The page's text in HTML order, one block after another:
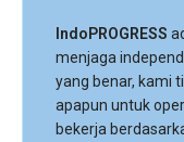
IndoPROGRESS
menjaga
yang benar, kami
apapun untuk
bekerja